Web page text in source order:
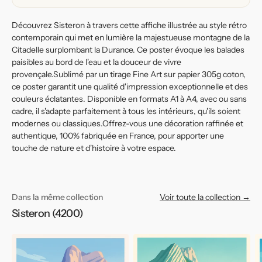
Découvrez Sisteron à travers cette affiche illustrée au style rétro
contemporain qui met en lumière la majestueuse montagne de la
Citadelle surplombant la Durance. Ce poster évoque les balades
paisibles au bord de l'eau et la douceur de vivre
provençale.Sublimé par un tirage Fine Art sur papier 305g coton,
ce poster garantit une qualité d'impression exceptionnelle et des
couleurs éclatantes. Disponible en formats A1 à A4, avec ou sans
cadre, il s'adapte parfaitement à tous les intérieurs, qu'ils soient
modernes ou classiques.Offrez-vous une décoration raffinée et
authentique, 100% fabriquée en France, pour apporter une
touche de nature et d'histoire à votre espace.
Dans la même collection
Sisteron (4200)
Voir toute la collection →
Affiche
de
Affiche